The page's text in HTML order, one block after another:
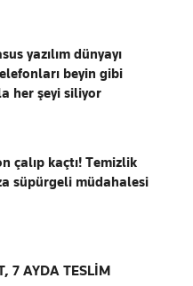
yazılım dünyayı
beyin gibi
her şeyi siliyor
çalıp kaçtı! Temizlik
süpürgeli müdahalesi
7 AYDA TESLİM